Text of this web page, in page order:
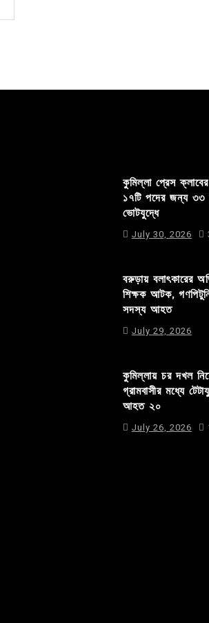
কুমিল্লা প্রেস
১৭টি পদের জন্য ৩৩
ভোটযুদ্ধে
July 30, 2026
বরুড়ায় বলাৎকারের
শিক্ষক আটক,
সদস্য আহত
July 29, 2026
কুমিল্লায় চর দখল
গ্রামবাসীর মধ্যে
আহত ২০
July 26, 2026